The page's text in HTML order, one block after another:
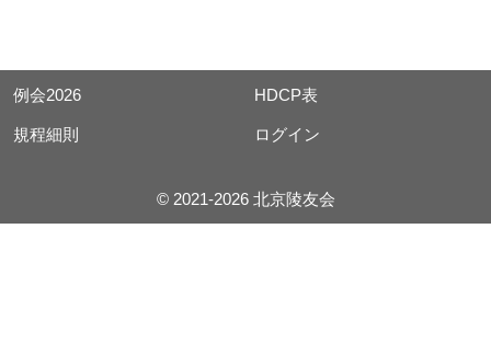
例会2026 HDCP表
規程細則 ログイン
© 2021-2026 北京陵友会